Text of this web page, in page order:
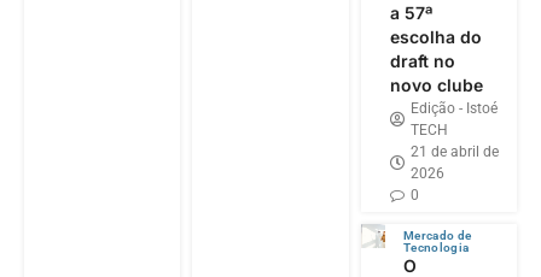
a 57ª
escolha do
draft no
novo clube
Edição - Istoé
TECH
21 de abril de
2026
0
Mercado de
Tecnologia
O